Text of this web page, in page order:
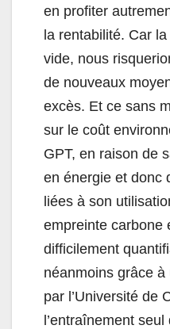
en profiter
la rentabilité. Car
vide, nous
de nouveaux
excès. Et ce sans
sur le coût
GPT, en raison de
en énergie et donc
liées à son
empreinte carbone
difficilement
néanmoins grâce
par l’Université de
l’entraînement seul